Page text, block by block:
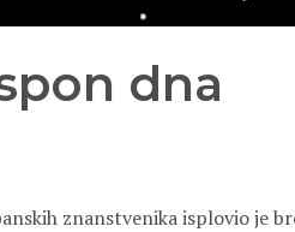
dna
znanstvenika isplovio je